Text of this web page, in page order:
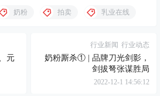
奶粉 拍卖 乳业在线
元
行业新闻 行业动态
奶粉厮杀① | 品牌刀光剑影，
剑拔弩张谋胜局
2022-12-1 14:56:12